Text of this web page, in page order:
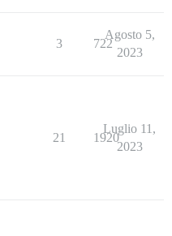
3 722
Agosto 5,
2023
21 1920
Luglio 11,
2023